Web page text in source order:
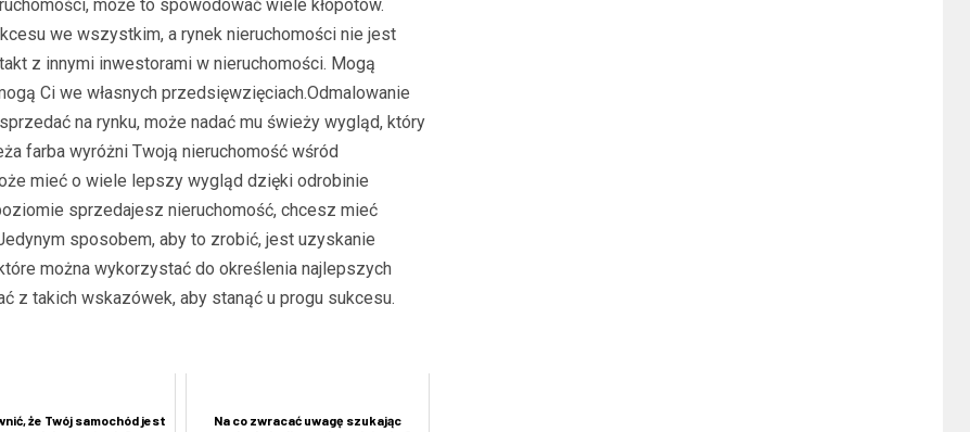
może to spowodować wiele kłopotów.
we wszystkim, a rynek nieruchomości nie jest
z innymi inwestorami w nieruchomości. Mogą
Ci we własnych przedsięwzięciach.Odmalowanie
na rynku, może nadać mu świeży wygląd, który
farba wyróżni Twoją nieruchomość wśród
mieć o wiele lepszy wygląd dzięki odrobinie
sprzedajesz nieruchomość, chcesz mieć
sposobem, aby to zrobić, jest uzyskanie
można wykorzystać do określenia najlepszych
z takich wskazówek, aby stanąć u progu sukcesu.
że Twój samochód jest
Na co zwracać uwagę szukając